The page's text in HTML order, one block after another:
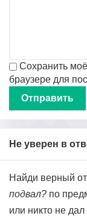
Сохранить
браузере для
Не уверен в
Найди верный
подвал? по
или никто не дал